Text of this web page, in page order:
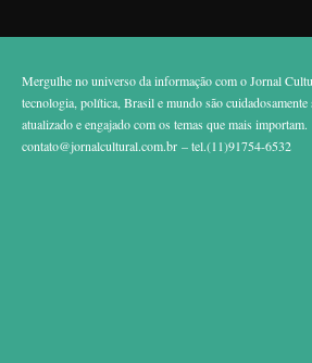
Mergulhe no universo da informação com o Jornal
tecnologia, política, Brasil e mundo são cuidadosamente
atualizado e engajado com os temas que mais importam.
contato@jornalcultural.com.br – tel.(11)91754-6532